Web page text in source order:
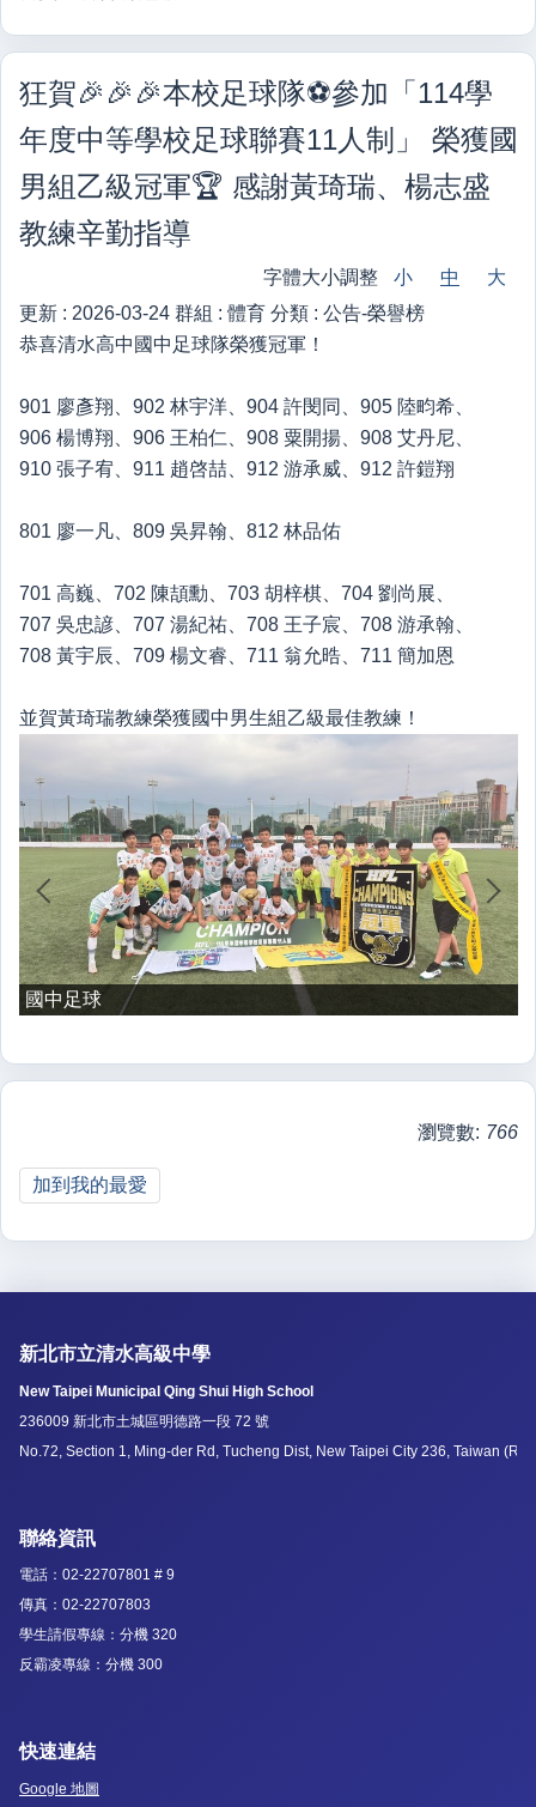
狂賀🎉🎉🎉本校足球隊⚽️參加「114學
年度中等學校足球聯賽11人制」 榮獲國
男組乙級冠軍🏆 感謝黃琦瑞、楊志盛
教練辛勤指導
字體大小調整 小 中
大
更新 : 2026-03-24 群組 : 體育 分類 : 公告-榮譽榜
恭喜清水高中國中足球隊榮獲冠軍！
901 廖彥翔、902 林宇洋、904 許閔同、905 陸畇希、
906 楊博翔、906 王柏仁、908 粟開揚、908 艾丹尼、
910 張子宥、911 趙啓喆、912 游承威、912 許鎧翔
801 廖一凡、809 吳昇翰、812 林品佑
701 高巍、702 陳頡勳、703 胡梓棋、704 劉尚展、
707 吳忠諺、707 湯紀祐、708 王子宸、708 游承翰、
708 黃宇辰、709 楊文睿、711 翁允晧、711 簡加恩
並賀黃琦瑞教練榮獲國中男生組乙級最佳教練！
國中足球
瀏覽數: 766
加到我的最愛
新北市立清水高級中學
New Taipei Municipal Qing Shui High School
236009 新北市土城區明德路一段 72 號
No.72, Section 1, Ming-der Rd, Tucheng Dist, New Taipei City 236, Taiwan
聯絡資訊
電話：02-22707801 # 9
傳真：02-22707803
學生請假專線：分機 320
反霸凌專線：分機 300
快速連結
Google 地圖